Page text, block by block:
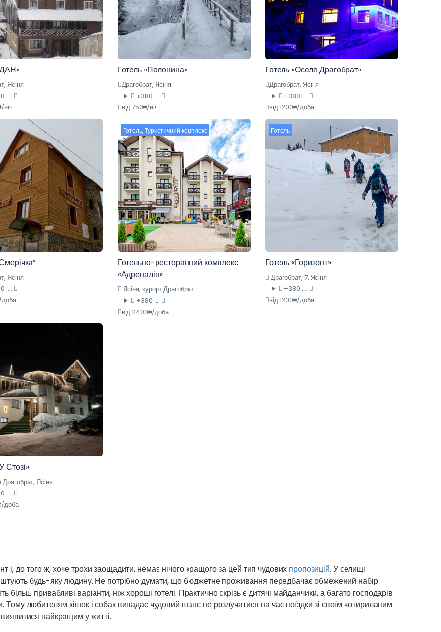
Ясіня
....
ніч
Готель «Полонина»
Драгобрат, Ясіня
+380 ....
від 750₴/ніч
Готель «Оселя Драгобрат»
Драгобрат, Ясіня
+380 ....
від 1200₴/доба
Ясіня
....
доба
Готель,Туристичний комплекс
Готельно-ресторанний комплекс
«Адреналін»
Ясіня, курорт Драгобрат
+380 ....
від 2400₴/доба
Готель
Готель «Горизонт»
Драгобрат, 7, Ясіня
+380 ....
від 1200₴/доба
Стозі»
Ясіня
....
доба
і, до того ж, хоче трохи заощадити, немає нічого кращого за цей тип чудових пропозицій. У селищі
будь-яку людину. Не потрібно думати, що бюджетне проживання передбачає обмежений набір
більш привабливі варіанти, ніж хороші готелі. Практично скрізь є дитячі майданчики, а багато господарів
Тому любителям кішок і собак випадає чудовий шанс не розлучатися на час поїздки зі своїм чотирилапим
найкращим у житті.